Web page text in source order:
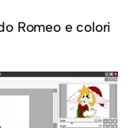
Romeo e colori